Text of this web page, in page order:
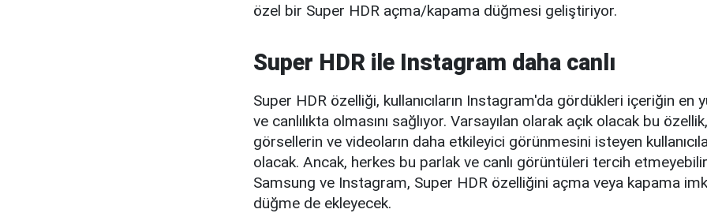
özel bir Super HDR açma/kapama düğmesi geliştiriyor.
Super HDR ile Instagram daha canlı
Super HDR özelliği, kullanıcıların Instagram'da gördükleri içeriğin en
ve canlılıkta olmasını sağlıyor. Varsayılan olarak açık olacak bu
görsellerin ve videoların daha etkileyici görünmesini isteyen
olacak. Ancak, herkes bu parlak ve canlı görüntüleri tercih
Samsung ve Instagram, Super HDR özelliğini açma veya kapama
düğme de ekleyecek.